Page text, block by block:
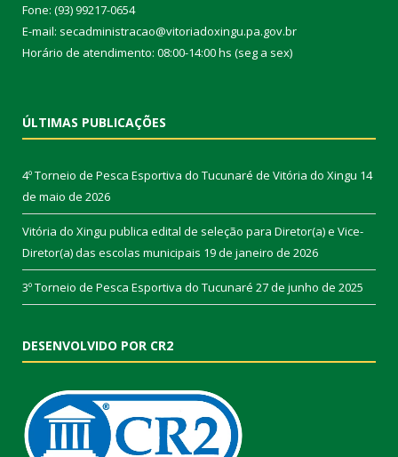
Fone: (93) 99217-0654
E-mail: secadministracao@vitoriadoxingu.pa.gov.br
Horário de atendimento: 08:00-14:00 hs (seg a sex)
ÚLTIMAS PUBLICAÇÕES
4º Torneio de Pesca Esportiva do Tucunaré de Vitória do Xingu 14
de maio de 2026
Vitória do Xingu publica edital de seleção para Diretor(a) e Vice-
Diretor(a) das escolas municipais 19 de janeiro de 2026
3º Torneio de Pesca Esportiva do Tucunaré 27 de junho de 2025
DESENVOLVIDO POR CR2